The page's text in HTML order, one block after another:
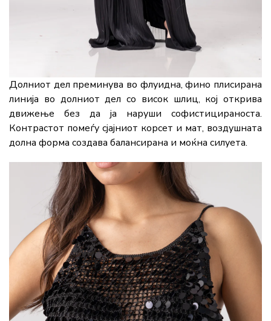
Долниот дел преминува во флуидна, фино плисирана
линија во долниот дел со висок шлиц, кој открива
движење без да ја наруши софистицираноста.
Контрастот помеѓу сјајниот корсет и мат, воздушната
долна форма создава балансирана и моќна силуета.